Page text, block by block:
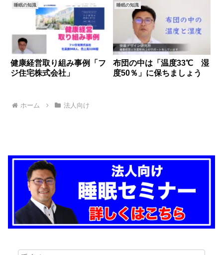
睡眠の知識
健康経営取り組み事例「フ
ジ住宅株式会社」
睡眠の知識
布団の中は「温度33℃ 湿
度50％」に保ちましょう
ホーム 法人向け